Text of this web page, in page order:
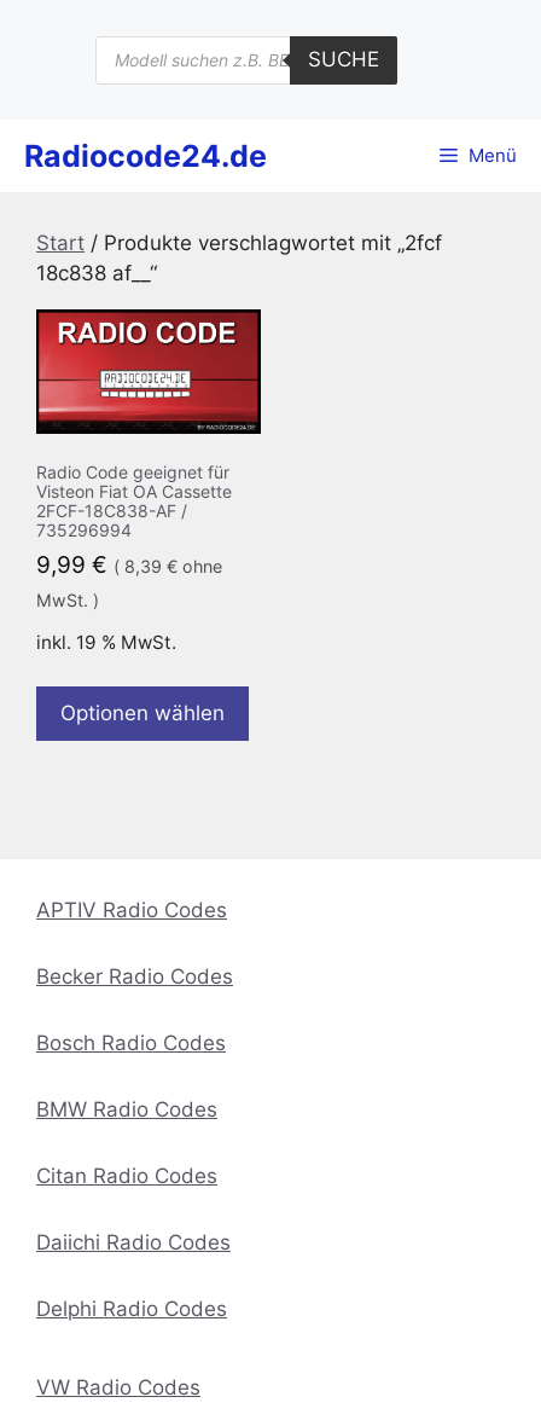
Products
search
SUCHE
Radiocode24.de Menü
Start / Produkte verschlagwortet mit „2fcf
18c838 af__“
Radio Code geeignet für
Visteon Fiat OA Cassette
2FCF-18C838-AF /
735296994
9,99 € ( 8,39 € ohne
MwSt. )
inkl. 19 % MwSt.
Optionen wählen
APTIV Radio Codes
Becker Radio Codes
Bosch Radio Codes
BMW Radio Codes
Citan Radio Codes
Daiichi Radio Codes
Delphi Radio Codes
VW Radio Codes